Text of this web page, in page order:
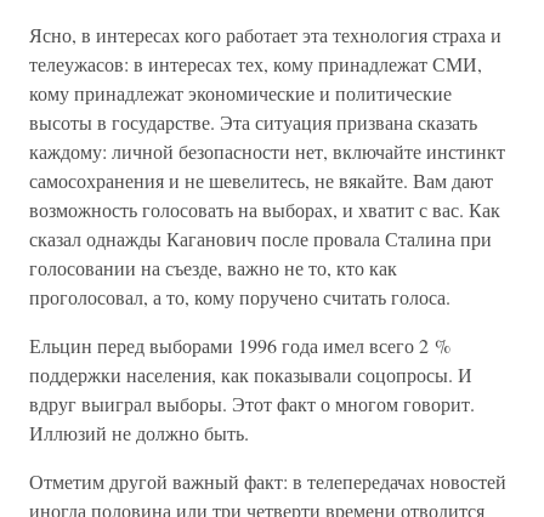
Ясно, в интересах кого работает эта технология страха и
телеужасов: в интересах тех, кому принадлежат СМИ,
кому принадлежат экономические и политические
высоты в государстве. Эта ситуация призвана сказать
каждому: личной безопасности нет, включайте инстинкт
самосохранения и не шевелитесь, не вякайте. Вам дают
возможность голосовать на выборах, и хватит с вас. Как
сказал однажды Каганович после провала Сталина при
голосовании на съезде, важно не то, кто как
проголосовал, а то, кому поручено считать голоса.
Ельцин перед выборами 1996 года имел всего 2 %
поддержки населения, как показывали соцопросы. И
вдруг выиграл выборы. Этот факт о многом говорит.
Иллюзий не должно быть.
Отметим другой важный факт: в телепередачах новостей
иногда половина или три четверти времени отводится